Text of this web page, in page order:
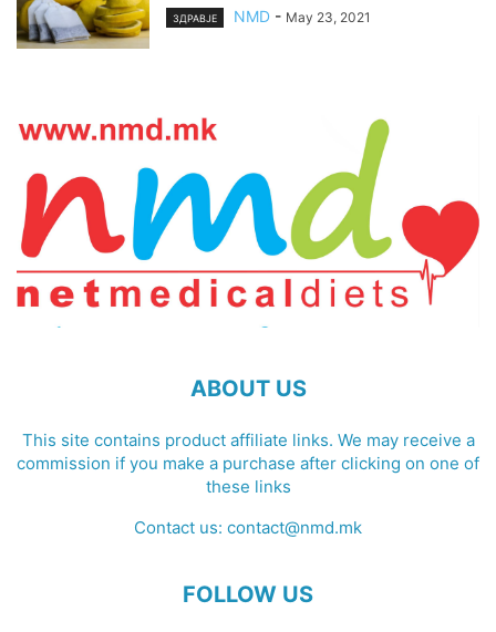
ЗДРАВЈЕ NMD - May 23, 2021
ABOUT US
This site contains product affiliate links. We may receive a
commission if you make a purchase after clicking on one of
these links
Contact us: contact@nmd.mk
FOLLOW US